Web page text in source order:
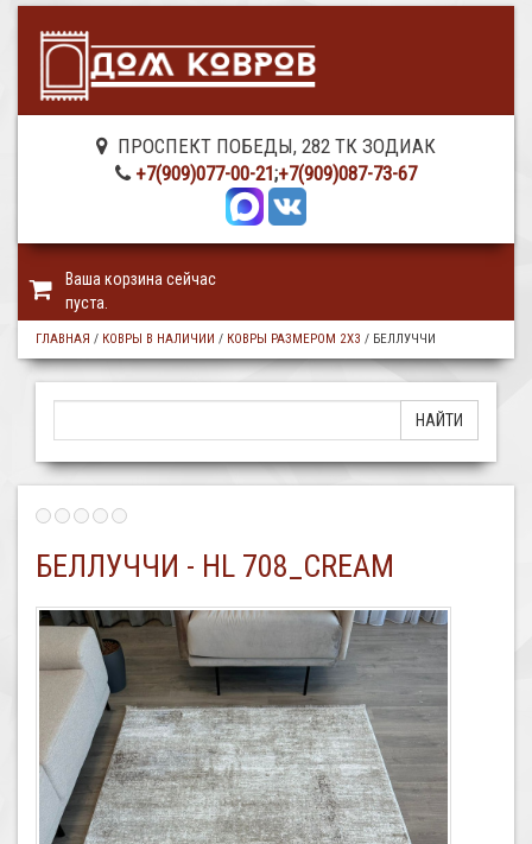
ПРОСПЕКТ ПОБЕДЫ, 282 ТК ЗОДИАК
+7(909)077-00-21;+7(909)087-73-67
Ваша корзина сейчас
пуста.
ГЛАВНАЯ / КОВРЫ В НАЛИЧИИ / КОВРЫ РАЗМЕРОМ 2Х3 / БЕЛЛУЧЧИ
БЕЛЛУЧЧИ - HL 708_CREAM